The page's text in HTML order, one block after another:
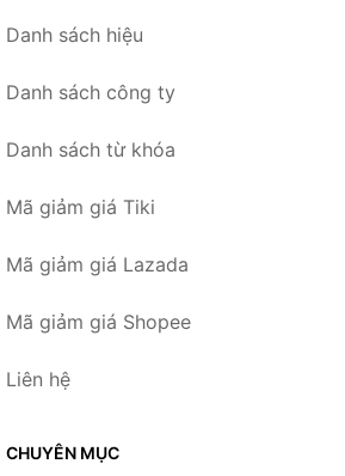
Danh sách hiệu
Danh sách công ty
Danh sách từ khóa
Mã giảm giá Tiki
Mã giảm giá Lazada
Mã giảm giá Shopee
Liên hệ
CHUYÊN MỤC